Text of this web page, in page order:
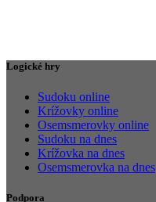
Logické hry
Sudoku online
Krížovky online
Osemsmerovky online
Sudoku na dnes
Krížovka na dnes
Osemsmerovka na dnes
Podpora